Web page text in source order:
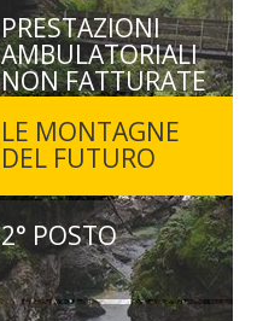
PRESTAZIONI
AMBULATORIALI
NON FATTURATE
LE MONTAGNE
DEL FUTURO
2° POSTO